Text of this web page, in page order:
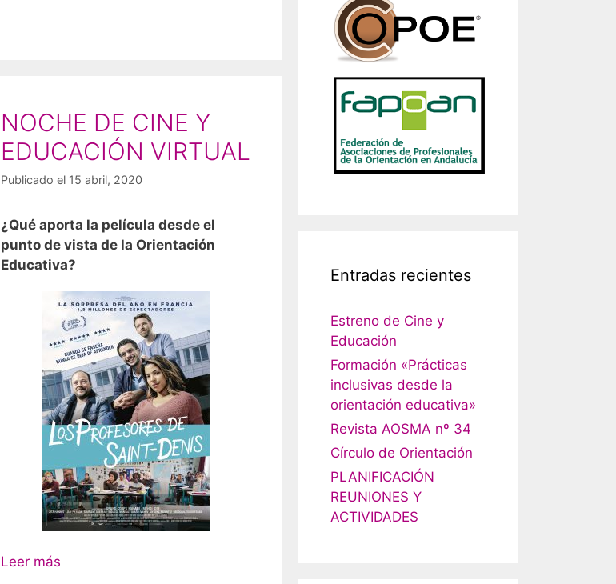
NOCHE DE CINE Y
EDUCACIÓN VIRTUAL
Publicado el 15 abril, 2020
¿Qué aporta la película desde el
punto de vista de la Orientación
Educativa?
Leer más
Entradas recientes
Estreno de Cine y
Educación
Formación «Prácticas
inclusivas desde la
orientación educativa»
Revista AOSMA nº 34
Círculo de Orientación
PLANIFICACIÓN
REUNIONES Y
ACTIVIDADES